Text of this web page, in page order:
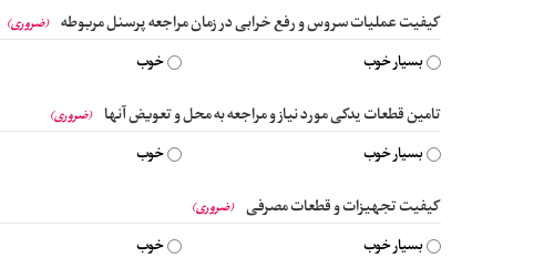
کیفیت عملیات سروس و رفع خرابی در زمان مراجعه پرسنل مربوطه (ضروری)
بسیار خوب خوب
تامین قطعات یدکی مورد نیاز و مراجعه به محل و تعویض آنها (ضروری)
بسیار خوب خوب
کیفیت تجهیزات و قطعات مصرفی (ضروری)
بسیار خوب خوب